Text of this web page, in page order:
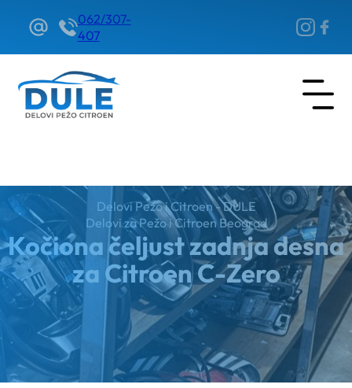
062/307-
407
Kočiona čeljust zadnja desna
za Citroen C-Zero
Delovi Pežo i Citroen - DULE
Delovi za Pežo i Citroen Beograd